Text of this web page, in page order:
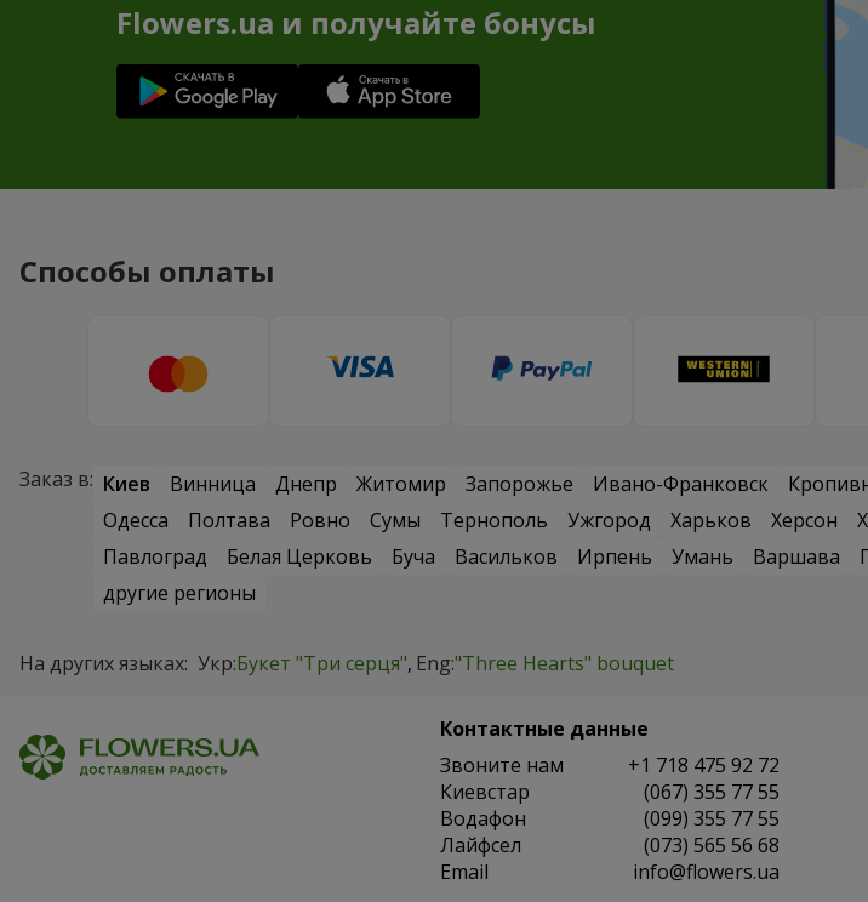
Flowers.ua и получайте бонусы
Способы оплаты
Заказ в: Киев Винница Днепр Житомир Запорожье Ивано-Франковск
Одесса
Полтава Ровно Сумы Тернополь Ужгород Харьков Херсон
Павлоград
Белая Церковь Буча Васильков Ирпень Умань Варшава
другие регионы
На других языках: Укр:Букет "Три серця" Eng:"Three Hearts" bouquet
Контактные данные
Звоните нам
+1 718 475 92 72
Киевстар
(067) 355 77 55
Водафон
(099) 355 77 55
Лайфсел
(073) 565 56 68
Email
info@flowers.ua